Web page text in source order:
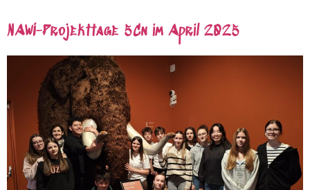
NAWI-Projekttage 5Cn im April 2025